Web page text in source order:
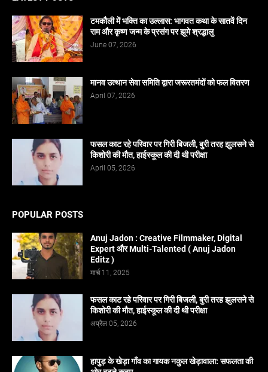
टमकौली में भक्ति का उल्लास: भागवत कथा के सातवें दिन
राम और कृष्ण जन्म के प्रसंग पर झूमे श्रद्धालु
June 07, 2026
मानव उत्थान सेवा समिति द्वारा जरूरतमंदों को फल वितरण
April 07, 2026
फसल काट रहे परिवार पर गिरी बिजली, बुरी तरह झुलसने से
किशोरी की मौत, हाईस्कूल की दी थी परीक्षा
April 05, 2026
POPULAR POSTS
Anuj Jadon : Creative Filmmaker, Digital
Expert और Multi-Talented ( Anuj Jadon
Editz )
मार्च 11, 2025
फसल काट रहे परिवार पर गिरी बिजली, बुरी तरह झुलसने से
किशोरी की मौत, हाईस्कूल की दी थी परीक्षा
अप्रैल 05, 2026
हापुड़ के खेड़ा गाँव का गायक नकुल खेड़ावाला: सफलता की